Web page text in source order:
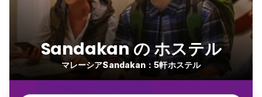
Sandakan の ホステル
マレーシアSandakan：5軒ホステル